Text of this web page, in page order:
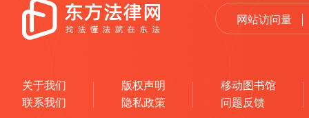
网站访问量
关于我们
联系我们
版权声明
隐私政策
移动图书馆
问题反馈